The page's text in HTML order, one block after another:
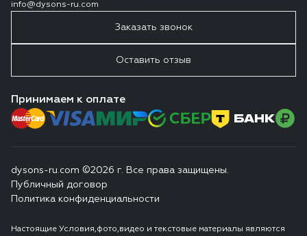
info@dysons-ru.com
Заказать звонок
Оставить отзыв
Принимаем к оплате
dysons-ru.com ©2026 г. Все права защищены.
Публичный договор
Политика конфиденциальности
Настоящие Условия,фото,видео и текстовые материалы являются